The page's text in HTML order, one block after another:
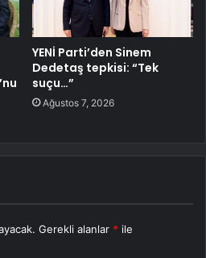
YENİ Parti’den Sinem
Dedetaş tepkisi: “Tek
suçu…”
Ağustos 7, 2026
Gerekli alanlar * ile